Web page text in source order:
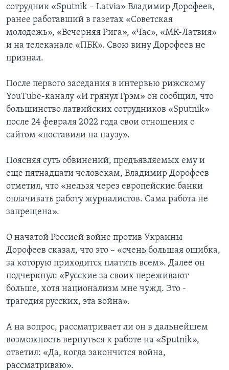
сотрудник «Sputnik – Latvia» Владимир Дорофеев,
ранее работавший в газетах «Советская
молодежь», «Вечерняя Рига», «Час», «МК-Латвия»
и на телеканале «ПБК». Свою вину Дорофеев не
признал.
После первого заседания в интервью рижскому
YouTube-каналу «И грянул Грэм» он сообщил, что
большинство латвийских сотрудников «Sputnik»
после 24 февраля 2022 года свои отношения с
сайтом «поставили на паузу».
Поясняя суть обвинений, предъявляемых ему и
еще пятнадцати человекам, Владимир Дорофеев
отметил, что «нельзя через европейские банки
оплачивать работу журналистов. Сама работа не
запрещена».
О начатой Россией войне против Украины
Дорофеев сказал, что это – «очень большая ошибка,
за которую приходится платить всем». Далее он
подчеркнул: «Русские за своих переживают
больше, хотя национализм мне чужд. Это -
трагедия русских, эта война».
А на вопрос, рассматривает ли он в дальнейшем
возможность вернуться к работе на «Sputnik»,
ответил: «Да, когда закончится война,
рассматриваю».